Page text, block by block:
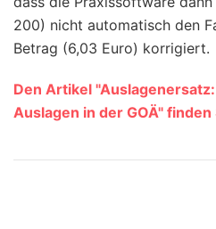
200) nicht automatisch den
Betrag (6,03 Euro) korrigiert.
Den Artikel
Auslagen in der GOÄ" finden